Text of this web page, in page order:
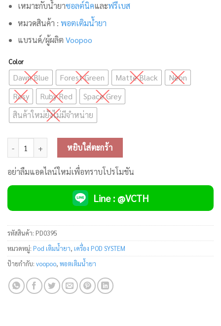
เหมาะกับน้ำยาซอลต์นิคและฟรีเบส
หมวดสินค้า : พอตเติมน้ำยา
แบรนด์/ผู้ผลิต Voopoo
Color
Dawn Blue Forest Green Matte Black
Neon
Rosy
Ruby Red
Space Grey
สินค้าใหม่ยังไม่มีจำหน่าย
จำนวน Voopoo Vmate i2 Pod System ชิ้น
หยิบใส่ตะกร้า
อย่าลืมแอดไลน์ใหม่เพื่อทราบโปรโมชัน
Line : @VCTH
รหัสสินค้า: PD0395
หมวดหมู่: Pod เติมน้ำยา, เครื่อง POD SYSTEM
ป้ายกำกับ: voopoo, พอตเติมน้ำยา